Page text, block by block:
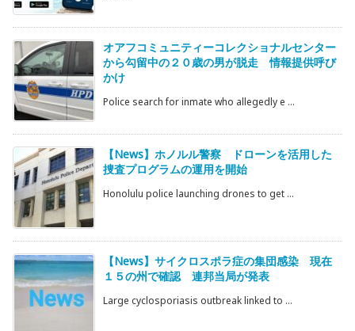
オアフコミュニティーコレクショナルセンター
から勾留中の２０歳の男が脱走 情報提供呼び
かけ
Police search for inmate who allegedly e ...
【News】ホノルル警察 ドローンを活用した
捜査プログラムの運用を開始
Honolulu police launching drones to get ...
【News】サイクロスポラ症の集団感染 現在
１５の州で確認 連邦当局が発表
Large cyclosporiasis outbreak linked to ...